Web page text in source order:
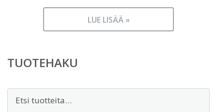
LUE LISÄÄ »
TUOTEHAKU
Etsi: